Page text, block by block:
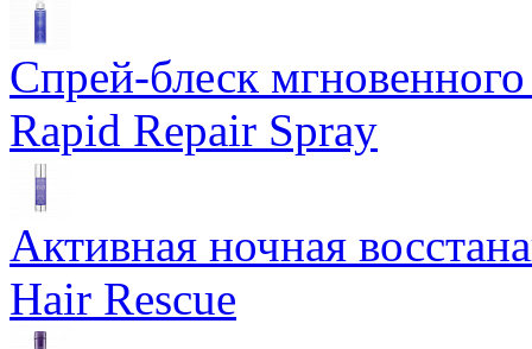
Спрей-блеск
Rapid Repair Spray
Активная ночная
Hair Rescue